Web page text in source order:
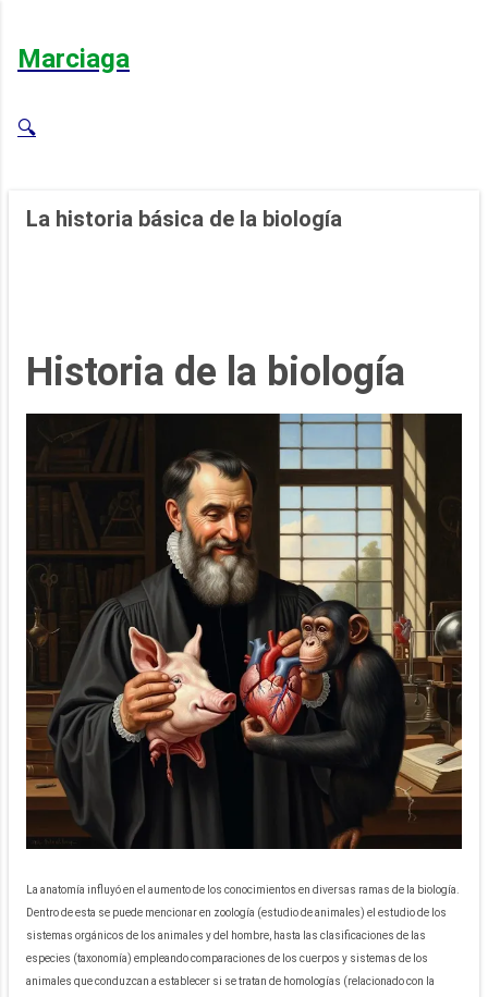
Marciaga
🔍
La historia básica de la biología
Historia de la biología
La anatomía influyó en el aumento de los conocimientos en diversas ramas de la biología.
Dentro de esta se puede mencionar en zoología (estudio de animales) el estudio de los
sistemas orgánicos de los animales y del hombre, hasta las clasificaciones de las
especies (taxonomía) empleando comparaciones de los cuerpos y sistemas de los
animales que conduzcan a establecer si se tratan de homologías (relacionado con la